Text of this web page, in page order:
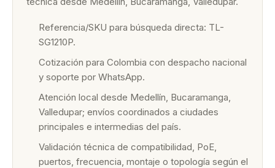
Referencia/SKU para búsqueda directa: TL-
SG1210P.
Cotización para Colombia con despacho nacional
y soporte por WhatsApp.
Atención local desde Medellín, Bucaramanga,
Valledupar; envíos coordinados a ciudades
principales e intermedias del país.
Validación técnica de compatibilidad, PoE,
puertos, frecuencia, montaje o topología según el